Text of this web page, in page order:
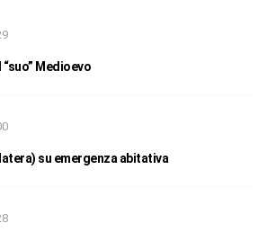
Medioevo
su emergenza abitativa